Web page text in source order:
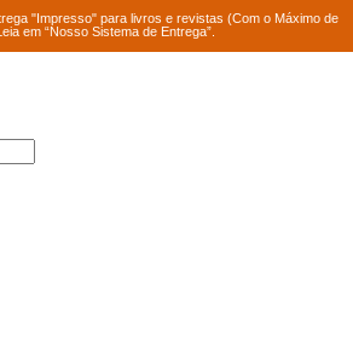
"Impresso" para livros e revistas (Com o Máximo de
em “Nosso Sistema de Entrega”.